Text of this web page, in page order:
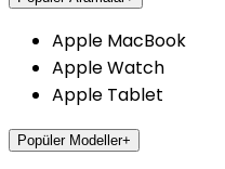
Apple MacBook
Apple Watch
Apple Tablet
Popüler Modeller+